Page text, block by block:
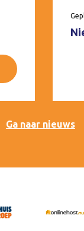
Ga naar nieuws